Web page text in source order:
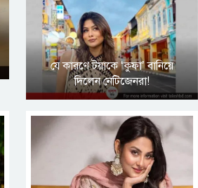
যে কারণে টয়াকে ‘কুফা’ বানিয়ে
দিলেন নেটিজেনরা!